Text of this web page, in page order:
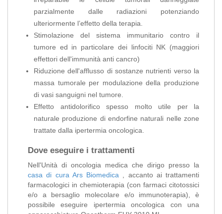
parzialmente dalle radiazioni potenziando
ulteriormente l’effetto della terapia.
Stimolazione del sistema immunitario contro il
tumore ed in particolare dei linfociti NK (maggiori
effettori dell'immunità anti cancro)
Riduzione dell'afflusso di sostanze nutrienti verso la
massa tumorale per modulazione della produzione
di vasi sanguigni nel tumore.
Effetto antidolorifico spesso molto utile per la
naturale produzione di endorfine naturali nelle zone
trattate dalla ipertermia oncologica.
Dove eseguire i trattamenti
Nell'Unità di oncologia medica che dirigo presso la
casa di cura Ars Biomedica , accanto ai trattamenti
farmacologici in chemioterapia (con farmaci citotossici
e/o a bersaglio molecolare e/o immunoterapia), è
possibile eseguire ipertermia oncologica con una